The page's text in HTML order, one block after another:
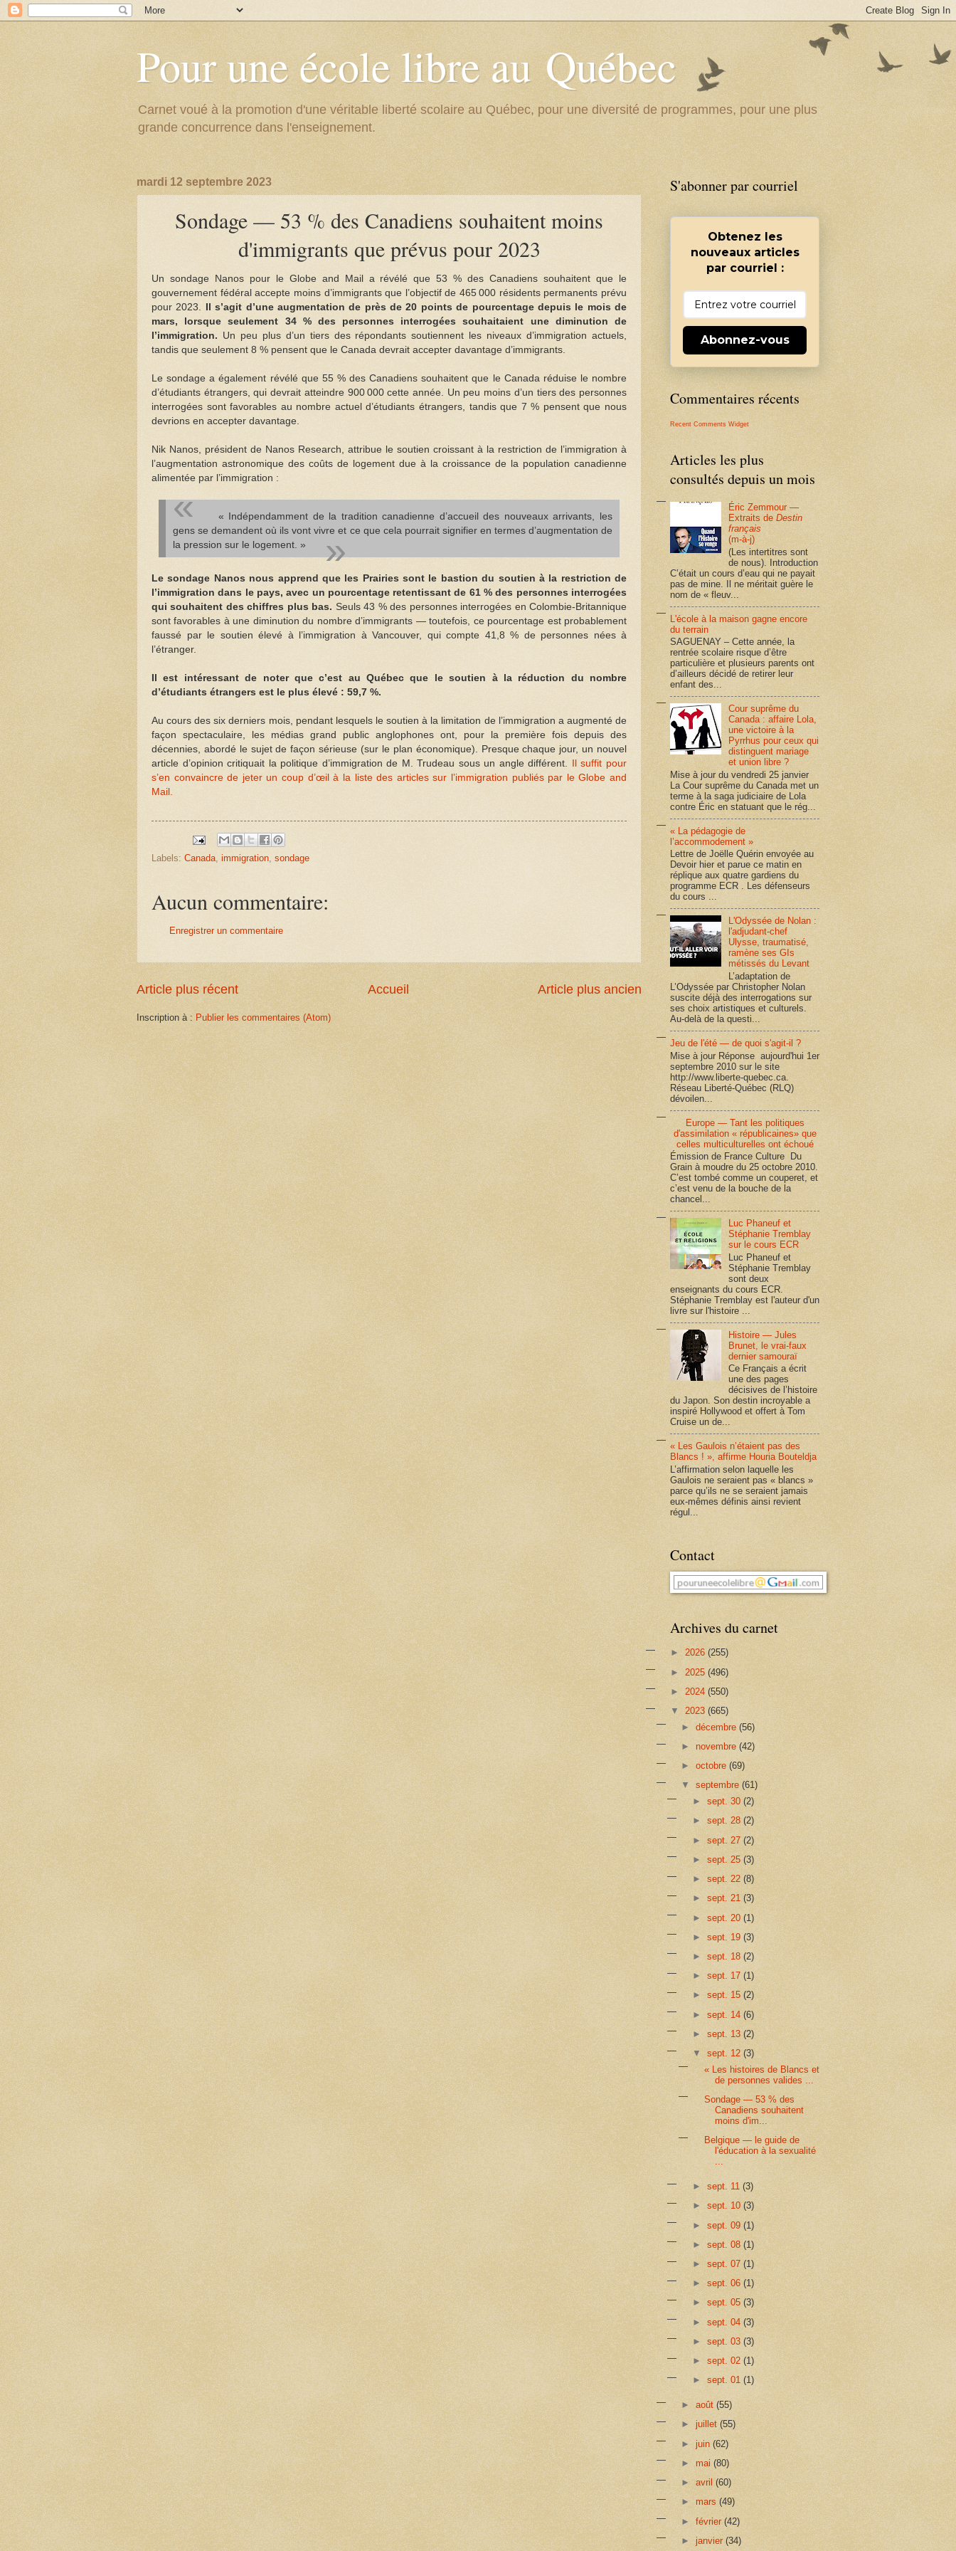
Pour une école libre au Québec
Carnet voué à la promotion d'une véritable liberté scolaire au Québec, pour une diversité de programmes, pour une plus
grande concurrence dans l'enseignement.
mardi 12 septembre 2023
Sondage — 53 % des Canadiens souhaitent moins
d'immigrants que prévus pour 2023
Un sondage Nanos pour le Globe and Mail a révélé que 53 % des Canadiens souhaitent que le
gouvernement fédéral accepte moins d’immigrants que l’objectif de 465 000 résidents permanents prévu
pour 2023.
Il s’agit d’une augmentation de près de 20 points de pourcentage depuis le mois de
mars, lorsque seulement 34 % des personnes interrogées souhaitaient une diminution de
l’immigration. Un peu plus d’un tiers des répondants soutiennent les niveaux d’immigration actuels,
tandis que seulement 8 % pensent que le Canada devrait accepter davantage d’immigrants.
Le sondage a également révélé que 55 % des Canadiens souhaitent que le Canada réduise le nombre
d’étudiants étrangers, qui devrait atteindre 900 000 cette année. Un peu moins d’un tiers des personnes
interrogées sont favorables au nombre actuel d’étudiants étrangers, tandis que 7 % pensent que nous
devrions en accepter davantage.
Nik Nanos, président de Nanos Research, attribue le soutien croissant à la restriction de l’immigration à
l’augmentation astronomique des coûts de logement due à la croissance de la population canadienne
alimentée par l’immigration :
« Indépendamment de la tradition canadienne d’accueil des nouveaux arrivants, les
gens se demandent où ils vont vivre et ce que cela pourrait signifier en termes d’augmentation de
la pression sur le logement. »
Le sondage Nanos nous apprend que les Prairies sont le bastion du soutien à la restriction de
l’immigration dans le pays, avec un pourcentage retentissant de 61 % des personnes interrogées
qui souhaitent des chiffres plus bas. Seuls 43 % des personnes interrogées en Colombie-Britannique
sont favorables à une diminution du nombre d’immigrants — toutefois, ce pourcentage est probablement
faussé par le soutien élevé à l’immigration à Vancouver, qui compte 41,8 % de personnes nées à
l’étranger.
Il est intéressant de noter que c’est au Québec que le soutien à la réduction du nombre
d’étudiants étrangers est le plus élevé : 59,7 %.
Au cours des six derniers mois, pendant lesquels le soutien à la limitation de l’immigration a augmenté de
façon spectaculaire, les médias grand public anglophones ont, pour la première fois depuis des
décennies, abordé le sujet de façon sérieuse (sur le plan économique). Presque chaque jour, un nouvel
article d’opinion critiquait la politique d’immigration de M. Trudeau sous un angle différent.
Il suffit pour
s’en convaincre de jeter un coup d’œil à la liste des articles sur l’immigration publiés par le Globe and
Mail.
Labels: Canada, immigration, sondage
Aucun commentaire:
Enregistrer un commentaire
Article plus récent Article plus ancien
Accueil
Inscription à : Publier les commentaires (Atom)
S'abonner par courriel
Obtenez les
nouveaux articles
par courriel :
Abonnez-vous
Commentaires récents
Recent Comments Widget
Articles les plus
consultés depuis un mois
Éric Zemmour —
Extraits deDestin
français
(m-à-j)
(Les intertitres sont
de nous). Introduction
C’était un cours d’eau qui ne payait
pas de mine. Il ne méritait guère le
nom de « fleuv...
L'école à la maison gagne encore
du terrain
SAGUENAY – Cette année, la
rentrée scolaire risque d’être
particulière et plusieurs parents ont
d’ailleurs décidé de retirer leur
enfant des...
Cour suprême du
Canada : affaire Lola,
une victoire à la
Pyrrhus pour ceux qui
distinguent mariage
et union libre ?
Mise à jour du vendredi 25 janvier
La Cour suprême du Canada met un
terme à la saga judiciaire de Lola
contre Éric en statuant que le rég...
« La pédagogie de
l’accommodement »
Lettre de Joëlle Quérin envoyée au
Devoir hier et parue ce matin en
réplique aux quatre gardiens du
programme ECR . Les défenseurs
du cours ...
L'Odyssée de Nolan :
l'adjudant-chef
Ulysse, traumatisé,
ramène ses GIs
métissés du Levant
L’adaptation de
L’Odyssée par Christopher Nolan
suscite déjà des interrogations sur
ses choix artistiques et culturels.
Au-delà de la questi...
Jeu de l'été — de quoi s'agit-il ?
Mise à jour Réponse aujourd'hui 1er
septembre 2010 sur le site
http://www.liberte-quebec.ca.
Réseau Liberté-Québec (RLQ)
dévoilen...
Europe — Tant les politiques
d'assimilation « républicaines» que
celles multiculturelles ont échoué
Émission de France Culture Du
Grain à moudre du 25 octobre 2010.
C’est tombé comme un couperet, et
c’est venu de la bouche de la
chancel...
Luc Phaneuf et
Stéphanie Tremblay
sur le cours ECR
Luc Phaneuf et
Stéphanie Tremblay
sont deux
enseignants du cours ECR.
Stéphanie Tremblay est l'auteur d'un
livre sur l'histoire ...
Histoire — Jules
Brunet, le vrai-faux
dernier samouraï
Ce Français a écrit
une des pages
décisives de l’histoire
du Japon. Son destin incroyable a
inspiré Hollywood et offert à Tom
Cruise un de...
« Les Gaulois n’étaient pas des
Blancs ! », affirme Houria Bouteldja
L’affirmation selon laquelle les
Gaulois ne seraient pas « blancs »
parce qu’ils ne se seraient jamais
eux-mêmes définis ainsi revient
régul...
Contact
Archives du carnet
► 2026 (255)
► 2025 (496)
► 2024 (550)
▼ 2023 (665)
►décembre(56)
►novembre(42)
►octobre(69)
▼septembre(61)
► sept. 30 (2)
► sept. 28 (2)
► sept. 27 (2)
► sept. 25 (3)
► sept. 22 (8)
► sept. 21 (3)
► sept. 20 (1)
► sept. 19 (3)
► sept. 18 (2)
► sept. 17 (1)
► sept. 15 (2)
► sept. 14 (6)
► sept. 13 (2)
▼ sept. 12 (3)
« Les histoires de Blancs et
de personnes valides ...
Sondage — 53 % des
Canadiens souhaitent
moins d'im...
Belgique — le guide de
l'éducation à la sexualité
...
► sept. 11 (3)
► sept. 10 (3)
► sept. 09 (1)
► sept. 08 (1)
► sept. 07 (1)
► sept. 06 (1)
► sept. 05 (3)
► sept. 04 (3)
► sept. 03 (3)
► sept. 02 (1)
► sept. 01 (1)
►août(55)
►juillet(55)
►juin(62)
►mai(80)
►avril(60)
►mars(49)
►février(42)
►janvier(34)